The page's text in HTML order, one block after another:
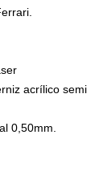
acrílico semi
0,50mm.